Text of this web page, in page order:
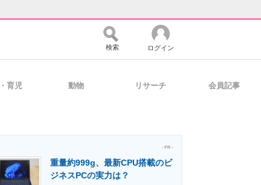
ニティ マーケ×ITの今がよく分かる
検索 ログイン
育児 動物 リサーチ 会員記事
- PR -
重量約999g、最新CPU搭載のビ
ジネスPCの実力は？